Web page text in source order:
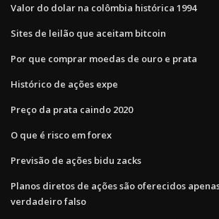
Valor do dolar na colômbia histórica 1994
Sites de leilão que aceitam bitcoin
Por que comprar moedas de ouro e prata
Histórico de ações expe
Preço da prata caindo 2020
O que é risco em forex
Previsão de ações bidu zacks
Planos diretos de ações são oferecidos
verdadeiro falso